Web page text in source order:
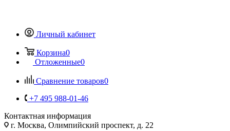
Личный кабинет
Корзина0
Отложенные0
Сравнение товаров0
+7 495 988-01-46
Контактная информация
г. Москва, Олимпийский проспект, д. 22